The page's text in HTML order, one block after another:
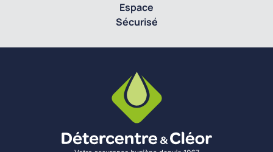
Espace
Sécurisé